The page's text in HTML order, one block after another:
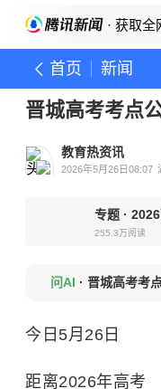
· 获取全
首页 新闻
晋城高考考点公
教育热资讯
2026年5月26日08:07
专题 ·
255.3万阅读
问AI · 晋城高考考
今日5月26日
距离2026年高考